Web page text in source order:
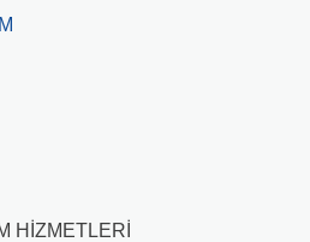
HİZMETLERİ